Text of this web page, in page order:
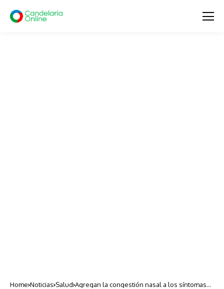
Home Noticias Salud Agregan la congestión nasal a los síntomas